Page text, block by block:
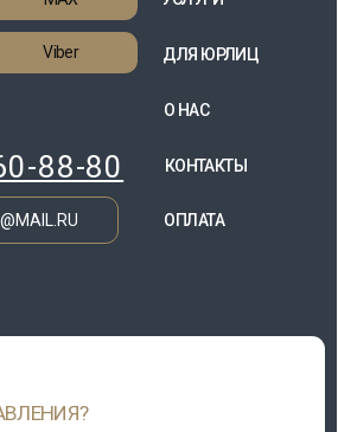
места назначения
10 минут
ОПЛАТА
форма связи